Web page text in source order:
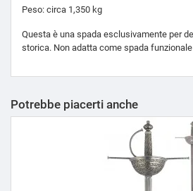
Peso: circa 1,350 kg
Questa è una spada esclusivamente per
storica. Non adatta come spada
Potrebbe piacerti anche